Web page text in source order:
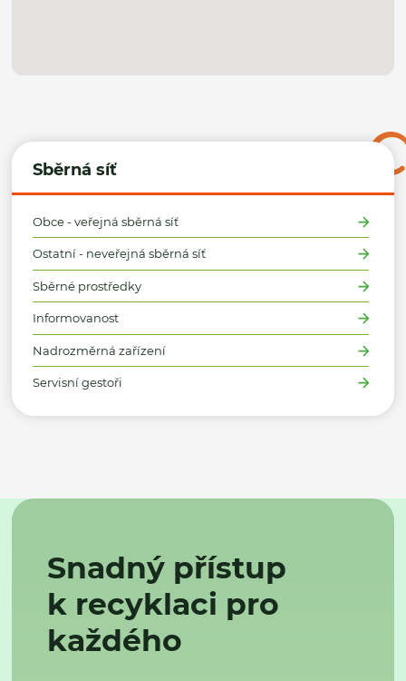
Sběrná síť
Obce - veřejná sběrná síť
Ostatní - neveřejná sběrná síť
Sběrné prostředky
Informovanost
Nadrozměrná zařízení
Servisní gestoři
Snadný přístup
k recyklaci pro
každého